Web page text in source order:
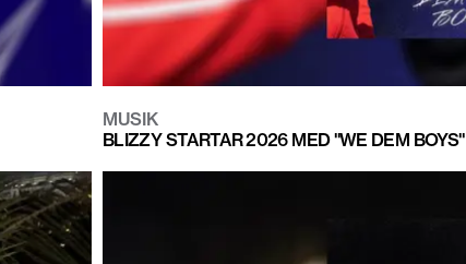
MUSIK
BLIZZY STARTAR 2026 MED "WE DEM BOYS"